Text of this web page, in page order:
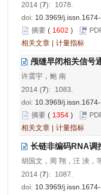
2014 (7): 1078.
doi: 10.3969/
摘要 ( 1602 )
相关文章 | 计量指标
颅缝早闭相关信号
许震宇，鲍 南
2014 (7): 1083.
doi: 10.3969/
摘要 ( 1354 )
相关文章 | 计量指标
长链非编码RNA调
胡国文，周 翔，汪 泱，
2014 (7): 1087.
doi: 10.3969/